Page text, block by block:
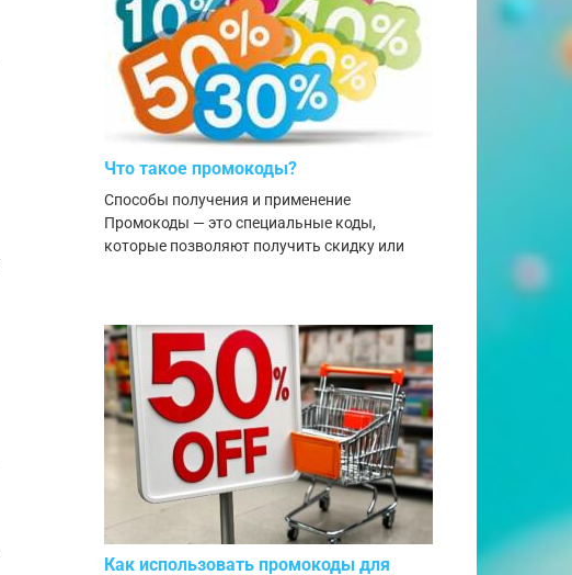
Что такое промокоды?
Способы получения и применение
Промокоды — это специальные коды,
которые позволяют получить скидку или
Как использовать промокоды для